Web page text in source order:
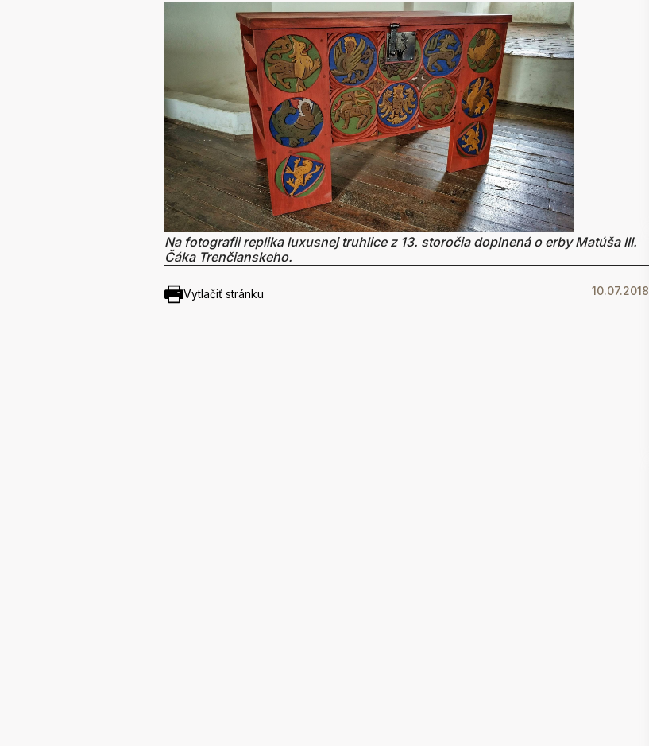
Na fotografii replika luxusnej truhlice z 13. storočia doplnená o erby Matúša III.
Čáka Trenčianskeho.
Vytlačiť stránku 10.07.2018